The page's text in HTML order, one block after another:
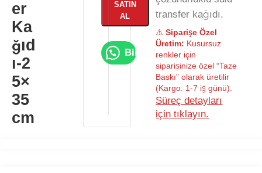
er
Ka
ğıd
ı-2
5×
35
cm
SATIN
AL
Bilgi Al
transfer kağıdı.
⚠️Siparişe Özel
Üretim: Kusursuz
renkler için
siparişinize özel “Taze
Baskı” olarak üretilir
(Kargo: 1-7 iş günü).
Süreç detayları
için tıklayın.